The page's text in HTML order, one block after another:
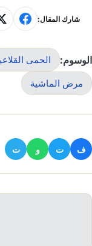
شارك المقال:
الوسوم: الحمى
مرض الماشية
ف ت و ت